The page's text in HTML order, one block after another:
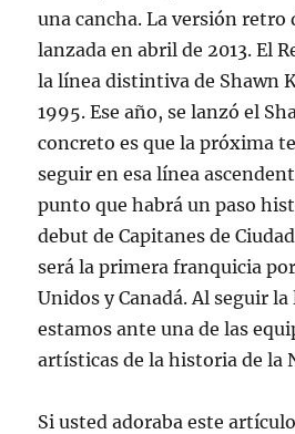
una cancha. La versión retro
lanzada en abril de 2013. El
la línea distintiva de Shawn
1995. Ese año, se lanzó el
concreto es que la próxima
seguir en esa línea
punto que habrá un paso
debut de Capitanes de
será la primera franquicia
Unidos y Canadá. Al seguir
estamos ante una de las
artísticas de la historia de la
Si usted adoraba este